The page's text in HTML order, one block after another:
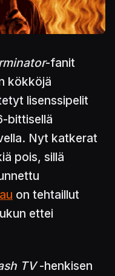
-fanit
kökköjä
lisenssipelit
bittisellä
Nyt katkerat
pois, sillä
on tehtaillut
ettei
TV-henkisen